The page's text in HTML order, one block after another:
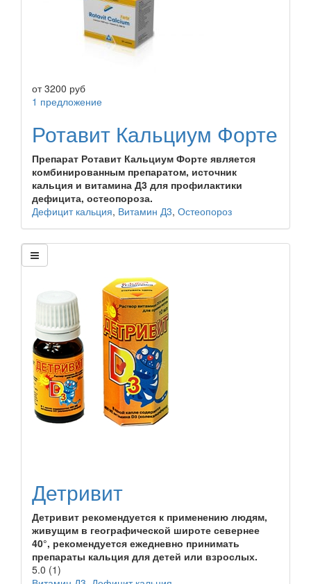
от3200 руб
1 предложение
Ротавит Кальциум Форте
Препарат Ротавит Кальциум Форте является
комбинированным препаратом, источник
кальция и витамина Д3 для профилактики
дефицита, остеопороза.
Дефицит кальция, Витамин Д3, Остеопороз
Детривит
Детривит рекомендуется к применению людям,
живущим в географической широте севернее
40°, рекомендуется ежедневно принимать
препараты кальция для детей или взрослых.
5.0 (1)